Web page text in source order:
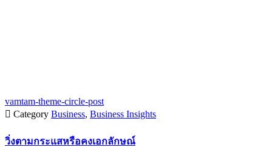
vamtam-theme-circle-post
 Category Business, Business Insights
วิ่งตามกระแสหรือคงเอกลักษณ์